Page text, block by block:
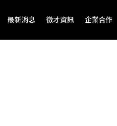
最新消息 徵才資訊 企業合作